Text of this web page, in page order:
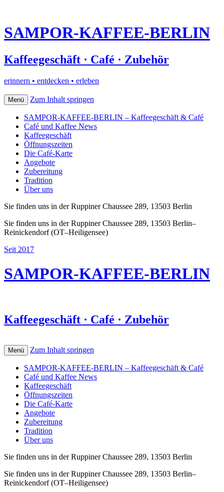
SAMPOR-KAFFEE-BERLIN
Kaffeegeschäft · Café · Zubehör
erinnern • entdecken • erleben
Menü Zum Inhalt springen
SAMPOR-KAFFEE-BERLIN – Kaffeegeschäft & Café
Café und Kaffee News
Kaffeegeschäft
Öffnungszeiten
Die Café-Karte
Angebote
Zubereitung
Tradition
Über uns
Sie finden uns in der Ruppiner Chaussee 289, 13503 Berlin
Sie finden uns in der Ruppiner Chaussee 289, 13503 Berlin–
Reinickendorf (OT–Heiligensee)
Seit 2017
SAMPOR-KAFFEE-BERLIN
Kaffeegeschäft · Café · Zubehör
Menü Zum Inhalt springen
SAMPOR-KAFFEE-BERLIN – Kaffeegeschäft & Café
Café und Kaffee News
Kaffeegeschäft
Öffnungszeiten
Die Café-Karte
Angebote
Zubereitung
Tradition
Über uns
Sie finden uns in der Ruppiner Chaussee 289, 13503 Berlin
Sie finden uns in der Ruppiner Chaussee 289, 13503 Berlin–
Reinickendorf (OT–Heiligensee)